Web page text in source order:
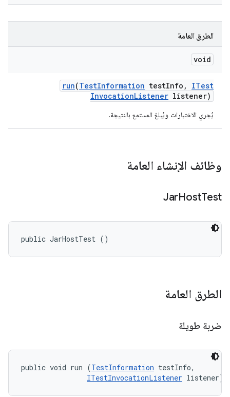
الطرق العامة
void
run(TestInformation testInfo ,
ITest
InvocationListener listener)
يُجري الاختبارات ويُبلغ المستمع بالنتيجة.
وظائف الإنشاء العامة
JarHostTest
public JarHostTest ()
الطرق العامة
ضربة طويلة
public void run (TestInformation testInfo,
ITestInvocationListener listener)